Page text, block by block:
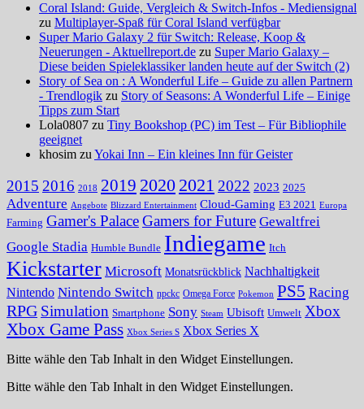
Coral Island: Guide, Vergleich & Switch-Infos - Mediensignal
zu Multiplayer-Spaß für Coral Island verfügbar
Super Mario Galaxy 2 für Switch: Release, Koop &
Neuerungen - Aktuellreport.de zu Super Mario Galaxy –
Diese beiden Spieleklassiker landen heute auf der Switch (2)
Story of Sea on : A Wonderful Life – Guide zu allen Partnern
- Trendlogik zu Story of Seasons: A Wonderful Life – Einige
Tipps zum Start
Lola0807 zu Tiny Bookshop (PC) im Test – Für Bibliophile
geeignet
khosim zuYokai Inn – Ein kleines Inn für Geister
2015 2016 2018 2019 2020 2021 2022 2023 2025
Adventure Angebote Blizzard Entertainment Cloud-Gaming E3 2021 Europa
Farming Gamer's PalaceGamers for Future Gewaltfrei
Google Stadia Humble Bundle Indiegame Itch
Kickstarter Microsoft Monatsrückblick Nachhaltigkeit
Nintendo Nintendo Switch npckc Omega Force Pokemon PS5 Racing
RPG Simulation Smartphone Sony Steam Ubisoft Umwelt Xbox
Xbox Game Pass Xbox Series S Xbox Series X
Bitte wähle den Tab Inhalt in den Widget Einstellungen.
Bitte wähle den Tab Inhalt in den Widget Einstellungen.